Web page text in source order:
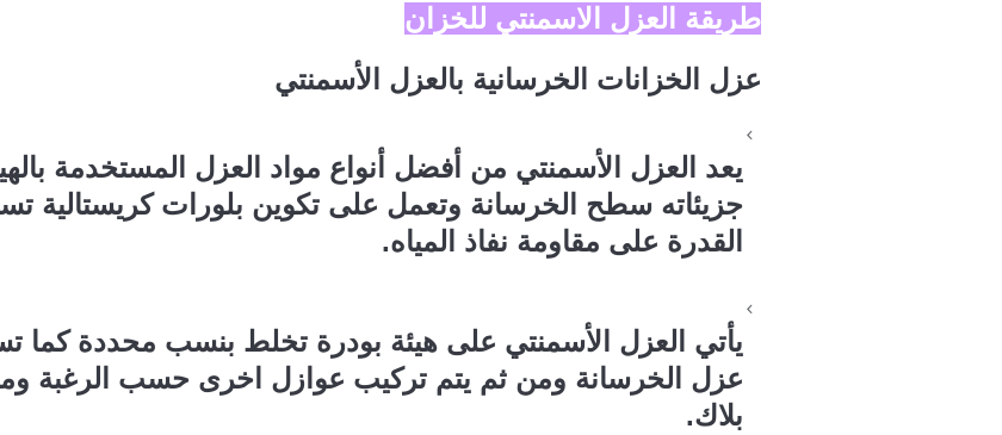
طريقة العزل الاسمنتي للخزان
عزل الخزانات الخرسانية بالعزل الأسمنتي
يعد العزل الأسمنتي من أفضل أنواع مواد العزل المستخدمة
جزيئاته سطح الخرسانة وتعمل على تكوين بلورات كريستالية
القدرة على مقاومة نفاذ المياه.
يأتي العزل الأسمنتي على هيئة بودرة تخلط بنسب محددة
عزل الخرسانة ومن ثم يتم تركيب عوازل اخرى حسب الرغبة
بلاك.